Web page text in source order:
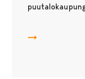
Kallo & Uniluoto